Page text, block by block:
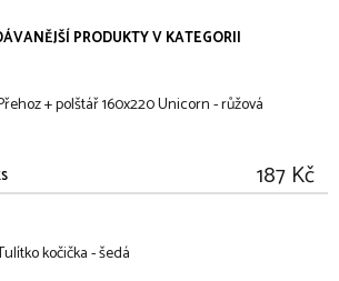
PRODUKTY V KATEGORII
+ polštář 160x220 Unicorn - růžová
187 Kč
kočička - šedá